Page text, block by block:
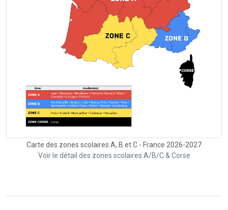
Carte des zones scolaires A, B et C - France 2026-2027
Voir le détail des zones scolaires A/B/C & Corse